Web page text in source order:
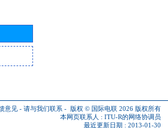
意见 - 请与我们联系 - 版权 © 国际电联 2026 版权所有
本网页联系人 : ITU-R的网络协调员
最近更新日期 : 2013-01-30